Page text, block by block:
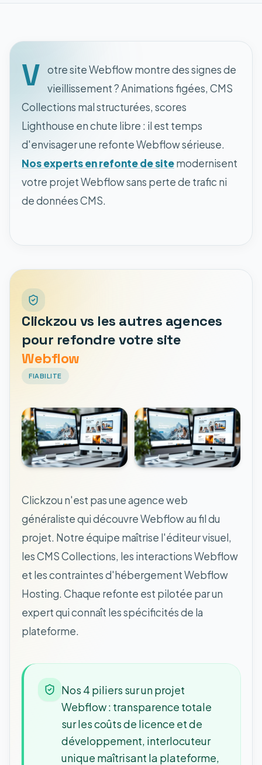
V otre site Webflow montre des signes de
vieillissement ? Animations figées, CMS
Collections mal structurées, scores
Lighthouse en chute libre : il est temps
d'envisager une refonte Webflow sérieuse.
Nos experts en refonte de sitemodernisent
votre projet Webflow sans perte de trafic ni
de données CMS.
Clickzou vs les autres agences
pour refondre votre site
Webflow
FIABILITE
Clickzou n'est pas une agence web
généraliste qui découvre Webflow au fil du
projet. Notre équipe maîtrise l'éditeur visuel,
les CMS Collections, les interactions Webflow
et les contraintes d'hébergement Webflow
Hosting. Chaque refonte est pilotée par un
expert qui connaît les spécificités de la
plateforme.
Nos 4 piliers sur un projet
Webflow : transparence totale
sur les coûts de licence et de
développement, interlocuteur
unique maîtrisant la plateforme,